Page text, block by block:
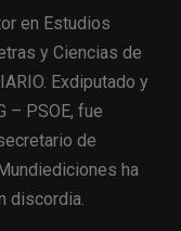
en Estudios
y Ciencias de
Exdiputado y
– PSOE, fue
de
ha
discordia.